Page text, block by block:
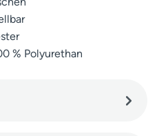
% Polyurethan